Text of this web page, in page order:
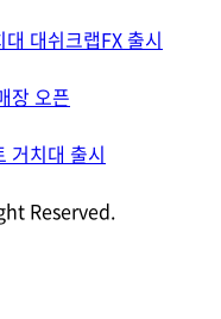
대쉬크랩FX 출시
장 오픈
거치대 출시
Reserved.